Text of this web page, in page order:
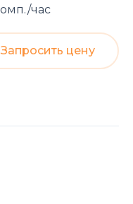
час
Запросить цену